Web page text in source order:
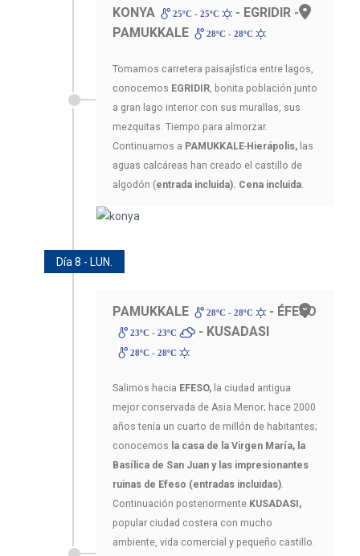
KONYA 25ºC - 25ºC
- EGRIDIR -
PAMUKKALE
28ºC - 28ºC
Tomamos carretera paisajística entre lagos,
conocemos EGRIDIR, bonita población junto
a gran lago interior con sus murallas, sus
mezquitas. Tiempo para almorzar.
Continuamos a PAMUKKALE-Hierápolis, las
aguas calcáreas han creado el castillo de
algodón (entrada incluida). Cena incluida.
Día 8 - LUN.
PAMUKKALE 28ºC - 28ºC - ÉFESO
23ºC - 23ºC - KUSADASI
28ºC - 28ºC
Salimos hacia EFESO, la ciudad antigua
mejor conservada de Asia Menor; hace 2000
años tenía un cuarto de millón de habitantes;
conocemos la casa de la Virgen María, la
Basílica de San Juan y las impresionantes
ruinas de Efeso (entradas incluidas).
Continuación posteriormente KUSADASI,
popular ciudad costera con mucho
ambiente, vida comercial y pequeño castillo.